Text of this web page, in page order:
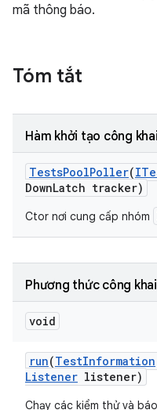
mã thông báo.
Tóm tắt
Hàm khởi tạo công khai
TestsPoolPoller(
DownLatch tracker)
Ctor nơi cung cấp nhóm
Phương thức công khai
void
run(TestInformation
Listener listener)
Chạy các kiểm thử và